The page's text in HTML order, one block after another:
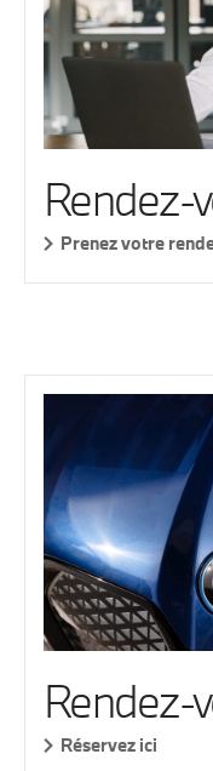
Rendez-
Prenez votre
Rendez-
Réservez ici